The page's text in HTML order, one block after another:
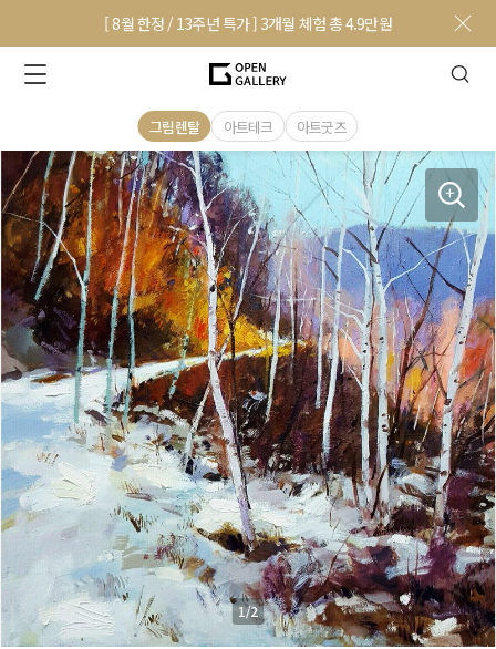
[ 8월 한정 / 13주년 특가 ] 3개월 체험 총 4.9만원
그림렌탈 아트테크 아트굿즈
1/2